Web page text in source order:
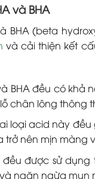
và BHA
BHA (beta
và cải thiện kết
BHA đều có khả
chân lông thông
loại acid này đều
nên mịn màng
được sử
ngăn ngừa mụn